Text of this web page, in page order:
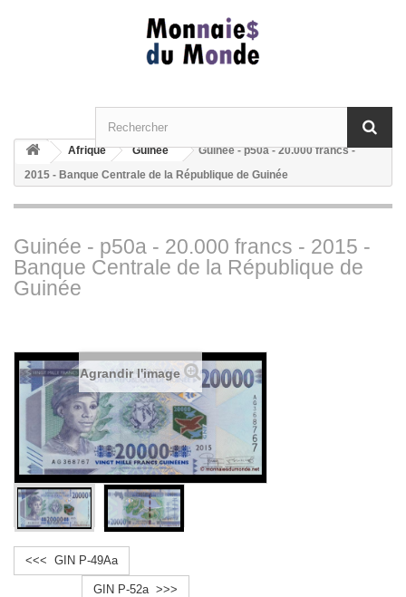
Afrique Guinée
Guinée - p50a - 20.000 francs -
2015 - Banque Centrale de la République de Guinée
Guinée - p50a - 20.000 francs - 2015 -
Banque Centrale de la République de
Guinée
Agrandir l'image
<<< GIN P-49Aa
GIN P-52a >>>